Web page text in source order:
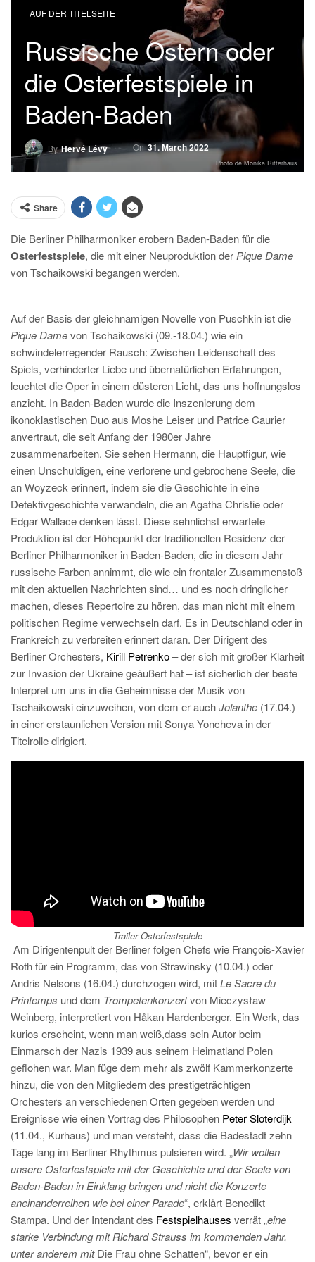
AUF DER TITELSEITE
Russische Ostern oder
die Osterfestspiele in
Baden-Baden
ByHervé Lévy On31. March 2022
Photo de Monika Ritterhaus
Share
Die Berliner Philharmoniker erobern Baden-Baden für die
Osterfestspiele, die mit einer Neuproduktion der Pique Dame
von Tschaikowski begangen werden.
Auf der Basis der gleichnamigen Novelle von Puschkin ist die
Pique Damevon Tschaikowski (09.-18.04.) wie ein
schwindelerregender Rausch: Zwischen Leidenschaft des
Spiels, verhinderter Liebe und übernatürlichen Erfahrungen,
leuchtet die Oper in einem düsteren Licht, das uns hoffnungslos
anzieht. In Baden-Baden wurde die Inszenierung dem
ikonoklastischen Duo aus Moshe Leiser und Patrice Caurier
anvertraut, die seit Anfang der 1980er Jahre
zusammenarbeiten. Sie sehen Hermann, die Hauptfigur, wie
einen Unschuldigen, eine verlorene und gebrochene Seele, die
an Woyzeck erinnert, indem sie die Geschichte in eine
Detektivgeschichte verwandeln, die an Agatha Christie oder
Edgar Wallace denken lässt. Diese sehnlichst erwartete
Produktion ist der Höhepunkt der traditionellen Residenz der
Berliner Philharmoniker in Baden-Baden, die in diesem Jahr
russische Farben annimmt, die wie ein frontaler Zusammenstoß
mit den aktuellen Nachrichten sind… und es noch dringlicher
machen, dieses Repertoire zu hören, das man nicht mit einem
politischen Regime verwechseln darf. Es in Deutschland oder in
Frankreich zu verbreiten erinnert daran. Der Dirigent des
Berliner Orchesters, Kirill Petrenko– der sich mit großer Klarheit
zur Invasion der Ukraine geäußert hat – ist sicherlich der beste
Interpret um uns in die Geheimnisse der Musik von
Tschaikowski einzuweihen, von dem er auchJolanthe (17.04.)
in einer erstaunlichen Version mit Sonya Yoncheva in der
Titelrolle dirigiert.
Trailer Osterfestspiele
Am Dirigentenpult der Berliner folgen Chefs wie François-Xavier
Roth für ein Programm, das von Strawinsky (10.04.) oder
Andris Nelsons (16.04.) durchzogen wird, mitLe Sacre du
Printemps und dem Trompetenkonzertvon Mieczysław
Weinberg, interpretiert von Håkan Hardenberger. Ein Werk, das
kurios erscheint, wenn man weiß,dass sein Autor beim
Einmarsch der Nazis 1939 aus seinem Heimatland Polen
geflohen war. Man füge dem mehr als zwölf Kammerkonzerte
hinzu, die von den Mitgliedern des prestigeträchtigen
Orchesters an verschiedenen Orten gegeben werden und
Ereignisse wie einen Vortrag des Philosophen Peter Sloterdijk
(11.04., Kurhaus) und man versteht, dass die Badestadt zehn
Tage lang im Berliner Rhythmus pulsieren wird. „Wir wollen
unsere Osterfestspiele mit der Geschichte und der Seele von
Baden-Baden in Einklang bringen und nicht die Konzerte
aneinanderreihen wie bei einer Parade“, erklärt Benedikt
Stampa. Und der Intendant des Festspielhauses verrät „eine
starke Verbindung mit Richard Strauss im kommenden Jahr,
unter anderem mitDie Frau ohne Schatten“, bevor er ein